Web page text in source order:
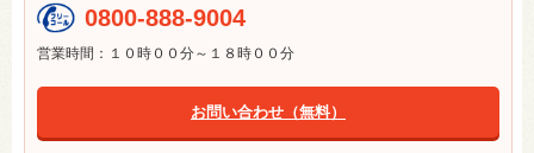
0800-888-9004
営業時間：１０時００分～１８時００分
お問い合わせ（無料）